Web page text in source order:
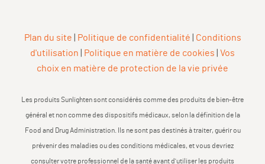
Plan du site Politique de confidentialité
Conditions
d'utilisation
Politique en matière de cookies
Vos
choix en matière de protection de la vie privée
Les produits Sunlighten sont considérés comme des produits de bien-être
général et non comme des dispositifs médicaux, selon la définition de la
Food and Drug Administration. Ils ne sont pas destinés à traiter, guérir ou
prévenir des maladies ou des conditions médicales, et vous devriez
consulter votre professionnel de la santé avant d'utiliser les produits